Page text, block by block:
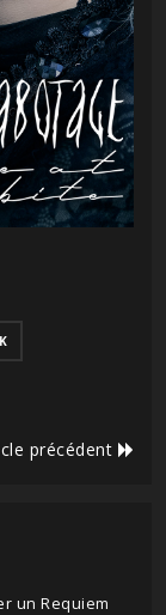
précédent
un Requiem